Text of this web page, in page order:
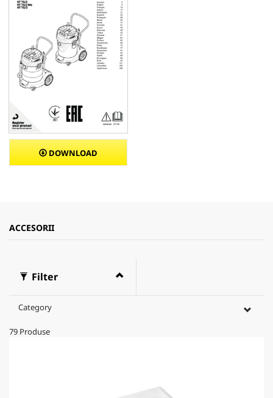
DOWNLOAD
ACCESORII
Filter
Category
79 Produse